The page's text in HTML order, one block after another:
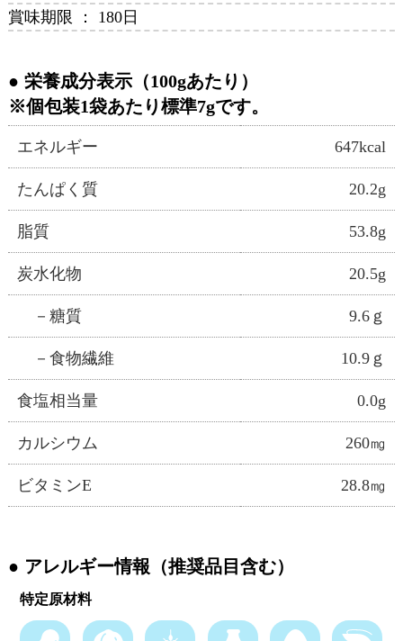
賞味期限 ： 180日
栄養成分表示（100gあたり）
※個包装1袋あたり標準7gです。
エネルギー 647kcal
たんぱく質 20.2g
脂質 53.8g
炭水化物 20.5g
－糖質 9.6ｇ
－食物繊維 10.9ｇ
食塩相当量 0.0g
カルシウム 260㎎
ビタミンE 28.8㎎
アレルギー情報（推奨品目含む）
特定原材料